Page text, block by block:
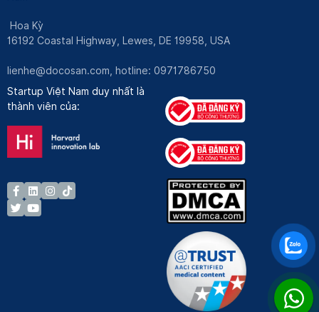
Hoa Kỳ
16192 Coastal Highway, Lewes, DE 19958, USA
lienhe@docosan.com , hotline: 0971786750
Startup Việt Nam duy nhất là
thành viên của: